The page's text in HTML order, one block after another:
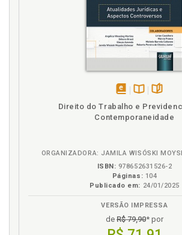
eBook
Direito do Trabalho e
Contemporaneidade
ORGANIZADORA: JAMILA WISÓSKI
ISBN: 978652631526-2
Páginas: 104
Publicado em: 24/01/2025
VERSÃO IMPRESSA
de R$ 79,90* por